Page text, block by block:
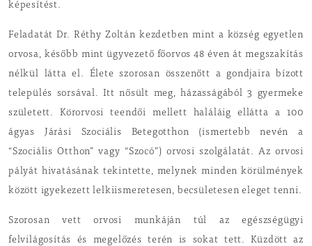
képesítést.
Feladatát Dr. Réthy Zoltán kezdetben mint a község egyetlen
orvosa, később mint ügyvezető főorvos 48 éven át megszakítás
nélkül látta el. Élete szorosan összenőtt a gondjaira bízott
település sorsával. Itt nősült meg, házasságából 3 gyermeke
született. Körorvosi teendői mellett haláláig ellátta a 100
ágyas Járási Szociális Betegotthon (ismertebb nevén a
“Szociális Otthon” vagy “Szocó”) orvosi szolgálatát. Az orvosi
pályát hivatásának tekintette, melynek minden körülmények
között igyekezett lelkiismeretesen, becsületesen eleget tenni.
Szorosan vett orvosi munkáján túl az egészségügyi
felvilágosítás és megelőzés terén is sokat tett. Küzdött az